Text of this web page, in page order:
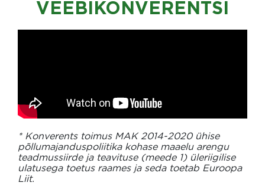
VEEBIKONVERENTSI
* Konverents toimus MAK 2014-2020 ühise
põllumajanduspoliitika kohase maaelu arengu
teadmussiirde ja teavituse (meede 1) üleriigilise
ulatusega toetus raames ja seda toetab Euroopa
Liit.